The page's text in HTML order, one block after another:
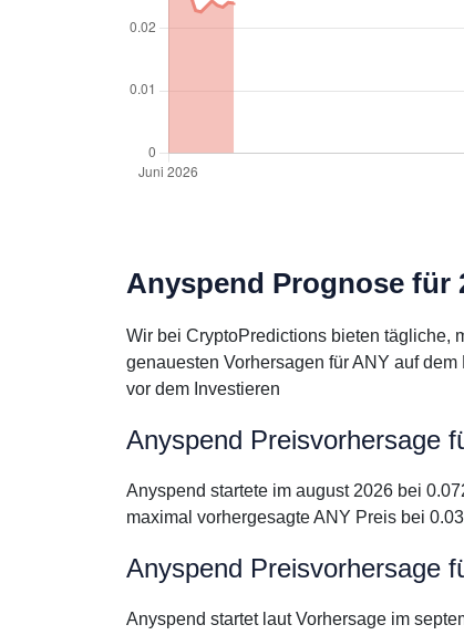
Anyspend Prognose für
Wir bei CryptoPredictions bieten tägliche,
genauesten Vorhersagen für ANY auf
vor dem Investieren
Anyspend Preisvorhersage
Anyspend startete im august 2026 bei
maximal vorhergesagte ANY Preis bei
Anyspend Preisvorhersage
Anyspend startet laut Vorhersage im